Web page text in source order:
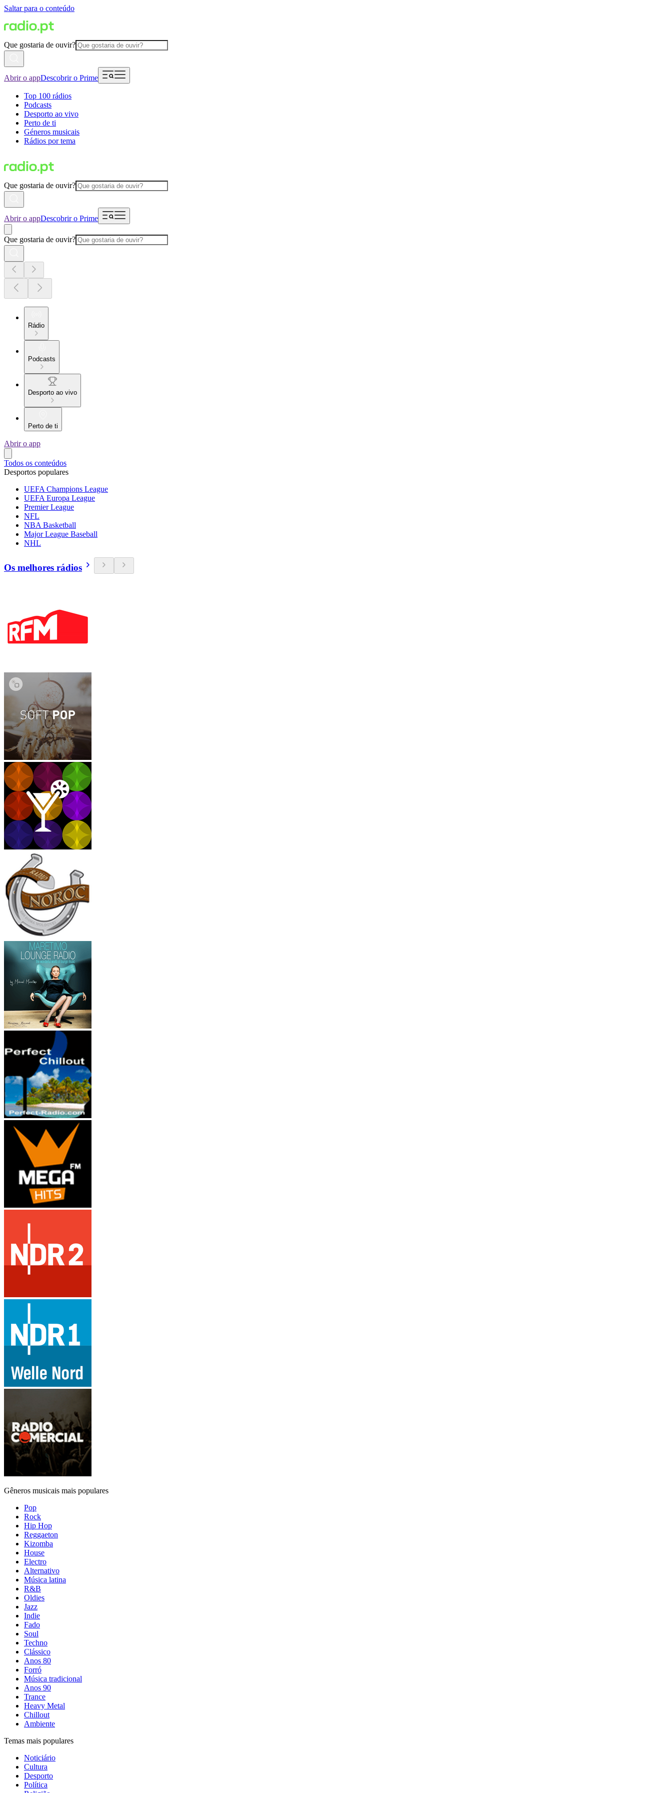
Saltar para o conteúdo
Que gostaria de ouvir?
Abrir o appDescobrir o Prime
Top 100 rádios
Podcasts
Desporto ao vivo
Perto de ti
Géneros musicais
Rádios por tema
Que gostaria de ouvir?
Abrir o appDescobrir o Prime
Que gostaria de ouvir?
Rádio
Podcasts
Desporto ao vivo
Perto de ti
Abrir o app
Todos os conteúdos
Desportos populares
UEFA Champions League
UEFA Europa League
Premier League
NFL
NBA Basketball
Major League Baseball
NHL
Os melhores rádios
Gêneros musicais mais populares
Pop
Rock
Hip Hop
Reggaeton
Kizomba
House
Electro
Alternativo
Música latina
R&B
Oldies
Jazz
Indie
Fado
Soul
Techno
Clássico
Anos 80
Forró
Música tradicional
Anos 90
Trance
Heavy Metal
Chillout
Ambiente
Temas mais populares
Noticiário
Cultura
Desporto
Política